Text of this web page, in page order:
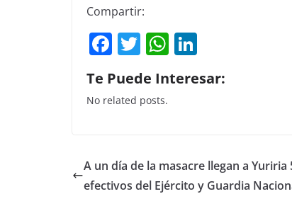
Compartir:
F
a
c
e
o
o
T
w
itt
er
W
h
at
p
p
k
n
Te Puede Interesar:
No related posts.
A un día de la masacre llegan a Yuriria
efectivos del Ejército y Guardia